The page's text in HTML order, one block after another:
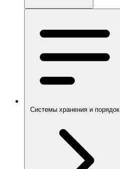
Системы хранения и порядок